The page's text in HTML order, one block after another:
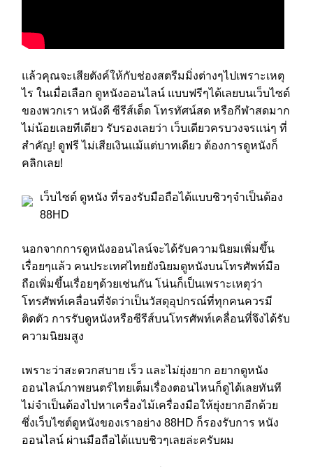
แล้วคุณจะเสียตังค์ให้กับช่องสตรีมมิ่งต่างๆไปเพราะเหตุ
ไร ในเมื่อเลือก ดูหนังออนไลน์ แบบฟรีๆได้เลยบนเว็บไซต์
ของพวกเรา หนังดี ซีรีส์เด็ด โทรทัศน์สด หรือกีฬาสดมาก
ไม่น้อยเลยทีเดียว รับรองเลยว่า เว็บเดียวครบวงจรแน่ๆ ที่
สำคัญ! ดูฟรี ไม่เสียเงินแม้แต่บาทเดียว ต้องการดูหนังก็
คลิกเลย!
เว็บไซต์ ดูหนัง ที่รองรับมือถือได้แบบชิวๆจำเป็นต้อง
88HD
นอกจากการดูหนังออนไลน์จะได้รับความนิยมเพิ่มขึ้น
เรื่อยๆแล้ว คนประเทศไทยยังนิยมดูหนังบนโทรศัพท์มือ
ถือเพิ่มขึ้นเรื่อยๆด้วยเช่นกัน โน่นก็เป็นเพราะเหตุว่า
โทรศัพท์เคลื่อนที่จัดว่าเป็นวัสดุอุปกรณ์ที่ทุกคนควรมี
ติดตัว การรับดูหนังหรือซีรีส์บนโทรศัพท์เคลื่อนที่จึงได้รับ
ความนิยมสูง
เพราะว่าสะดวกสบาย เร็ว และไม่ยุ่งยาก อยากดูหนัง
ออนไลน์ภาพยนตร์ไทยเต็มเรื่องตอนไหนก็ดูได้เลยทันที
ไม่จำเป็นต้องไปหาเครื่องไม้เครื่องมือให้ยุ่งยากอีกด้วย
ซึ่งเว็บไซต์ดูหนังของเราอย่าง 88HD ก็รองรับการ หนัง
ออนไลน์ ผ่านมือถือได้แบบชิวๆเลยล่ะครับผม